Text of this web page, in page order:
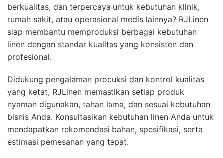
berkualitas, dan terpercaya untuk kebutuhan klinik,
rumah sakit, atau operasional medis lainnya? RJLinen
siap membantu memproduksi berbagai kebutuhan
linen dengan standar kualitas yang konsisten dan
profesional.
Didukung pengalaman produksi dan kontrol kualitas
yang ketat, RJLinen memastikan setiap produk
nyaman digunakan, tahan lama, dan sesuai kebutuhan
bisnis Anda. Konsultasikan kebutuhan linen Anda untuk
mendapatkan rekomendasi bahan, spesifikasi, serta
estimasi pemesanan yang tepat.